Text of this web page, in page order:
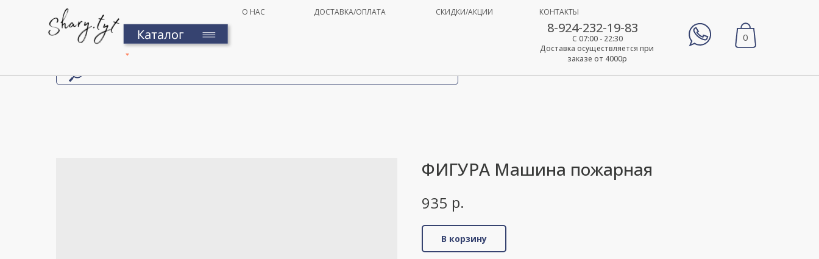
О НАС СКИДКИ/АКЦИИ
ДОСТАВКА/ОПЛАТА КОНТАКТЫ
8-924-232-19-83
Доставка осуществляется при
заказе от 4000р
С 07:00 - 22:30 0
ФИГУРА Машина пожарная
935 р.
В корзину